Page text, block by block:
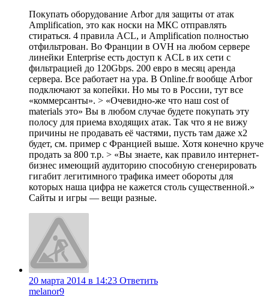
Покупать оборудование Arbor для защиты от атак
Amplification, это как носки на МКС отправлять
стираться. 4 правила ACL, и Amplification полностью
отфильтрован. Во Франции в OVH на любом сервере
линейки Enterprise есть доступ к ACL в их сети с
фильтрацией до 120Gbps. 200 евро в месяц аренда
сервера. Все работает на ура. В Online.fr вообще Arbor
подключают за копейки. Но мы то в России, тут все
«коммерсанты». > «Очевидно-же что наш cost of
materials это» Вы в любом случае будете покупать эту
полосу для приема входящих атак. Так что я не вижу
причины не продавать её частями, пусть там даже х2
будет, см. пример с Францией выше. Хотя конечно круче
продать за 800 т.р. > «Вы знаете, как правило интернет-
бизнес имеющий аудиторию способную сгенерировать
гигабит легитимного трафика имеет обороты для
которых наша цифра не кажется столь существенной.»
Сайты и игры — вещи разные.
20 марта 2014 в 14:23 Ответить
melanor9